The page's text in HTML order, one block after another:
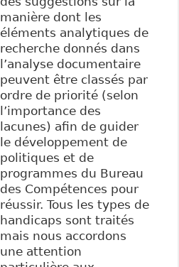
manière dont les
éléments analytiques de
recherche donnés dans
l’analyse documentaire
peuvent être classés par
ordre de priorité (selon
l’importance des
lacunes) afin de guider
le développement de
politiques et de
programmes du Bureau
des Compétences pour
réussir. Tous les types de
handicaps sont traités
mais nous accordons
une attention